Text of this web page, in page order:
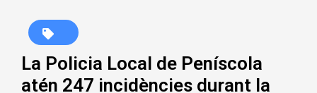
La Policia Local de Peníscola
atén 247 incidències durant la